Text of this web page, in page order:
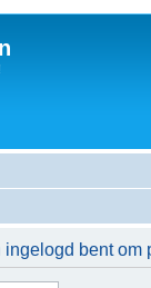
bent om